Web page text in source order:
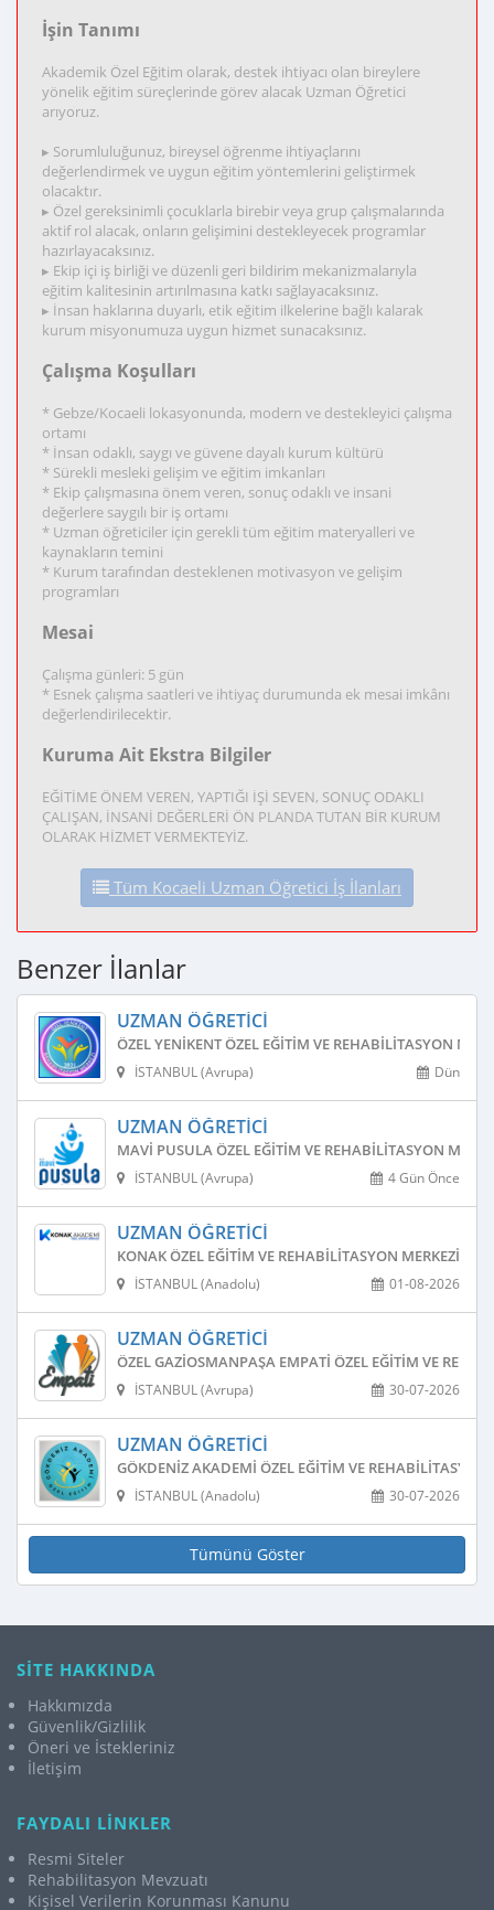
İşin Tanımı
Akademik Özel Eğitim olarak, destek ihtiyacı olan bireylere
yönelik eğitim süreçlerinde görev alacak Uzman Öğretici
arıyoruz.
▸ Sorumluluğunuz, bireysel öğrenme ihtiyaçlarını
değerlendirmek ve uygun eğitim yöntemlerini geliştirmek
olacaktır.
▸ Özel gereksinimli çocuklarla birebir veya grup çalışmalarında
aktif rol alacak, onların gelişimini destekleyecek programlar
hazırlayacaksınız.
▸ Ekip içi iş birliği ve düzenli geri bildirim mekanizmalarıyla
eğitim kalitesinin artırılmasına katkı sağlayacaksınız.
▸ İnsan haklarına duyarlı, etik eğitim ilkelerine bağlı kalarak
kurum misyonumuza uygun hizmet sunacaksınız.
Çalışma Koşulları
* Gebze/Kocaeli lokasyonunda, modern ve destekleyici çalışma
ortamı
* İnsan odaklı, saygı ve güvene dayalı kurum kültürü
* Sürekli mesleki gelişim ve eğitim imkanları
* Ekip çalışmasına önem veren, sonuç odaklı ve insani
değerlere saygılı bir iş ortamı
* Uzman öğreticiler için gerekli tüm eğitim materyalleri ve
kaynakların temini
* Kurum tarafından desteklenen motivasyon ve gelişim
programları
Mesai
Çalışma günleri: 5 gün
* Esnek çalışma saatleri ve ihtiyaç durumunda ek mesai imkânı
değerlendirilecektir.
Kuruma Ait Ekstra Bilgiler
EĞİTİME ÖNEM VEREN, YAPTIĞI İŞİ SEVEN, SONUÇ ODAKLI
ÇALIŞAN, İNSANİ DEĞERLERİ ÖN PLANDA TUTAN BİR KURUM
OLARAK HİZMET VERMEKTEYİZ.
Tüm Kocaeli Uzman Öğretici İş İlanları
Benzer İlanlar
UZMAN ÖĞRETICI
ÖZEL YENIKENT ÖZEL EĞITIM VE REHABILITASYON
Dün
İSTANBUL (Avrupa)
UZMAN ÖĞRETICI
MAVI PUSULA ÖZEL EĞITIM VE REHABILITASYON
4 Gün Önce
İSTANBUL (Avrupa)
UZMAN ÖĞRETICI
KONAK ÖZEL EĞITIM VE REHABILITASYON MERKEZI
01-08-2026
İSTANBUL (Anadolu)
UZMAN ÖĞRETICI
ÖZEL GAZIOSMANPAŞA EMPATI ÖZEL EĞITIM VE
30-07-2026
İSTANBUL (Avrupa)
UZMAN ÖĞRETICI
GÖKDENIZ AKADEMI ÖZEL EĞITIM VE REHABILITASYON
30-07-2026
İSTANBUL (Anadolu)
Tümünü Göster
SİTE HAKKINDA
Hakkımızda
Güvenlik/Gizlilik
Öneri ve İstekleriniz
İletişim
FAYDALI LİNKLER
Resmi Siteler
Rehabilitasyon Mevzuatı
Kişisel Verilerin Korunması Kanunu